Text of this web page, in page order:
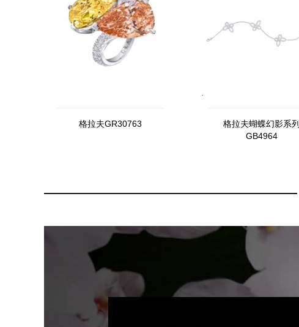
格拉夫GR30763
格拉夫蝴蝶幻影系列
GB4964